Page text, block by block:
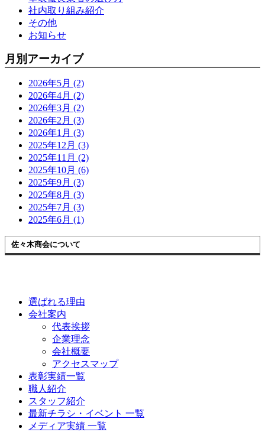
社内取り組み紹介
その他
お知らせ
月別アーカイブ
2026年5月 (2)
2026年4月 (2)
2026年3月 (2)
2026年2月 (3)
2026年1月 (3)
2025年12月 (3)
2025年11月 (2)
2025年10月 (6)
2025年9月 (3)
2025年8月 (3)
2025年7月 (3)
2025年6月 (1)
佐々木商会について
選ばれる理由
会社案内
代表挨拶
企業理念
会社概要
アクセスマップ
表彰実績一覧
職人紹介
スタッフ紹介
最新チラシ・イベント 一覧
メディア実績 一覧